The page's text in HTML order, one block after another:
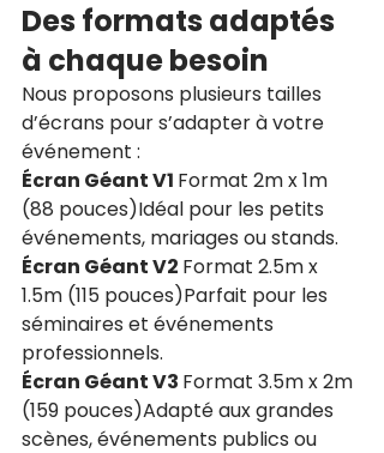
Des formats adaptés
à chaque besoin
Nous proposons plusieurs tailles
d’écrans pour s’adapter à votre
événement :
Écran Géant V1 Format 2m x 1m
(88 pouces)Idéal pour les petits
événements, mariages ou stands.
Écran Géant V2 Format 2.5m x
1.5m (115 pouces)Parfait pour les
séminaires et événements
professionnels.
Écran Géant V3 Format 3.5m x 2m
(159 pouces)Adapté aux grandes
scènes, événements publics ou